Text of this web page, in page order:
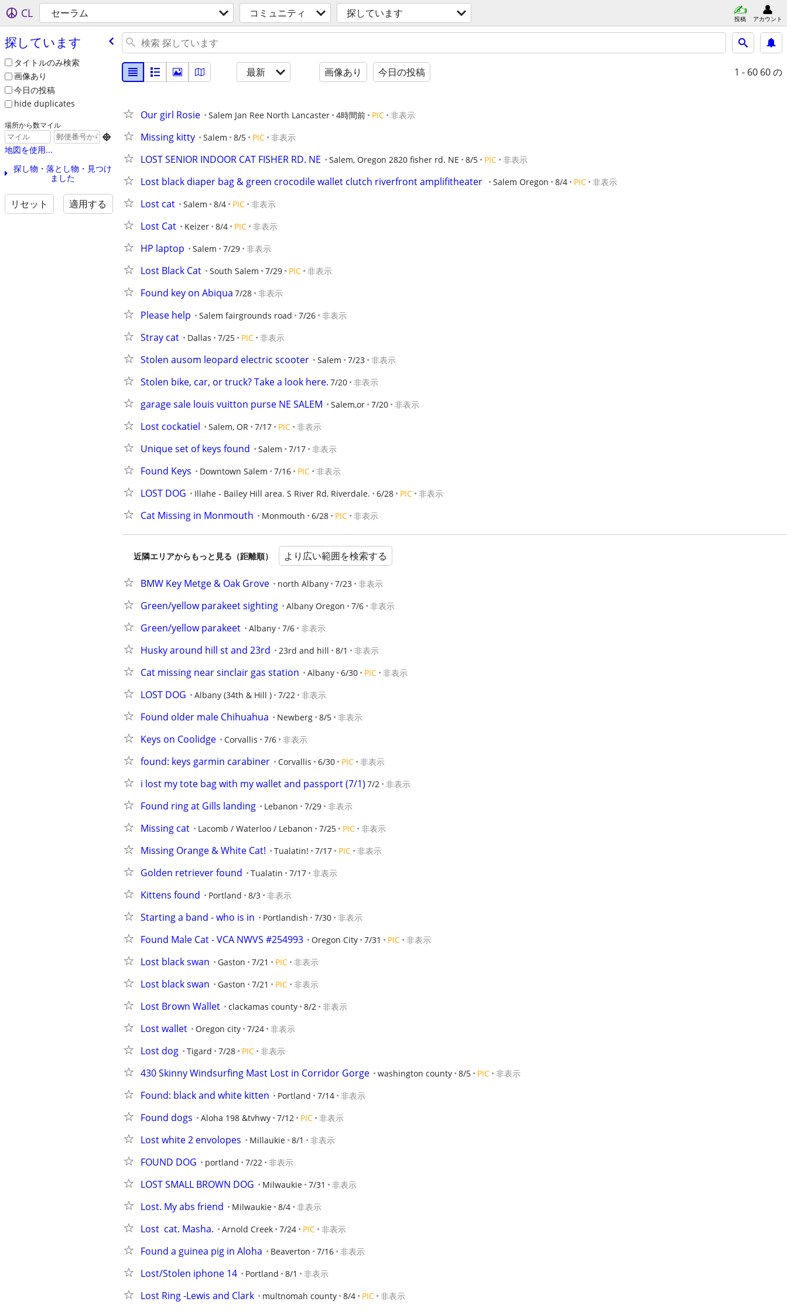
CL セーラム コミュニティ 探しています 投稿 アカウント
探しています
タイトルのみ検索
画像あり
今日の投稿
hide duplicates
場所から数マイル

地図を使用...
探し物・落とし物・見つけ
ました
リセット 適用する
最新 画像あり 今日の投稿 1 - 60 60 の
Our girl Rosie Salem Jan Ree North Lancaster 4時間前 PIC 非表示
Missing kitty Salem 8/5 PIC 非表示
LOST SENIOR INDOOR CAT FISHER RD. NE Salem, Oregon 2820 fisher rd. NE 8/5 PIC 非表示
Lost black diaper bag & green crocodile wallet clutch riverfront amplifitheater Salem Oregon 8/4 PIC 非表示
Lost cat Salem 8/4 PIC 非表示
Lost Cat Keizer 8/4 PIC 非表示
HP laptop Salem 7/29 非表示
Lost Black Cat South Salem 7/29 PIC 非表示
Found key on Abiqua 7/28 非表示
Please help Salem fairgrounds road 7/26 非表示
Stray cat Dallas 7/25 PIC 非表示
Stolen ausom leopard electric scooter Salem 7/23 非表示
Stolen bike, car, or truck? Take a look here. 7/20 非表示
garage sale louis vuitton purse NE SALEM Salem,or 7/20 非表示
Lost cockatiel Salem, OR 7/17 PIC 非表示
Unique set of keys found Salem 7/17 非表示
Found Keys Downtown Salem 7/16 PIC 非表示
LOST DOG Illahe - Bailey Hill area. S River Rd, Riverdale. 6/28 PIC 非表示
Cat Missing in Monmouth Monmouth 6/28 PIC 非表示
近隣エリアからもっと見る（距離順） より広い範囲を検索する
BMW Key Metge & Oak Grove north Albany 7/23 非表示
Green/yellow parakeet sighting Albany Oregon 7/6 非表示
Green/yellow parakeet Albany 7/6 非表示
Husky around hill st and 23rd 23rd and hill 8/1 非表示
Cat missing near sinclair gas station Albany 6/30 PIC 非表示
LOST DOG Albany (34th & Hill ) 7/22 非表示
Found older male Chihuahua Newberg 8/5 非表示
Keys on Coolidge Corvallis 7/6 非表示
found: keys garmin carabiner Corvallis 6/30 PIC 非表示
i lost my tote bag with my wallet and passport (7/1) 7/2 非表示
Found ring at Gills landing Lebanon 7/29 非表示
Missing cat Lacomb / Waterloo / Lebanon 7/25 PIC 非表示
Missing Orange & White Cat! Tualatin! 7/17 PIC 非表示
Golden retriever found Tualatin 7/17 非表示
Kittens found Portland 8/3 非表示
Starting a band - who is in Portlandish 7/30 非表示
Found Male Cat - VCA NWVS #254993 Oregon City 7/31 PIC 非表示
Lost black swan Gaston 7/21 PIC 非表示
Lost black swan Gaston 7/21 PIC 非表示
Lost Brown Wallet clackamas county 8/2 非表示
Lost wallet Oregon city 7/24 非表示
Lost dog Tigard 7/28 PIC 非表示
430 Skinny Windsurfing Mast Lost in Corridor Gorge washington county 8/5 PIC 非表示
Found: black and white kitten Portland 7/14 非表示
Found dogs Aloha 198 &tvhwy 7/12 PIC 非表示
Lost white 2 envolopes Millaukie 8/1 非表示
FOUND DOG portland 7/22 非表示
LOST SMALL BROWN DOG Milwaukie 7/31 非表示
Lost. My abs friend Milwaukie 8/4 非表示
Lost  сat. Masha. Arnold Creek 7/24 PIC 非表示
Found a guinea pig in Aloha Beaverton 7/16 非表示
Lost/Stolen iphone 14 Portland 8/1 非表示
Lost Ring -Lewis and Clark multnomah county 8/4 PIC 非表示